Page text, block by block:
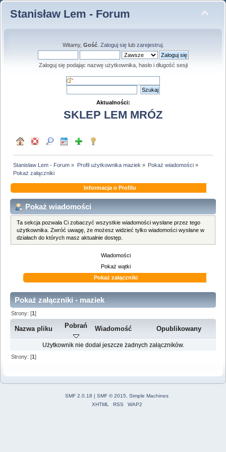
Stanisław Lem - Forum
Witamy, Gość. Zaloguj sięlub zarejestruj.
Zaloguj się podając nazwę użytkownika, hasło i długość sesji
Aktualności:
SKLEP LEM MRÓZ
Stanisław Lem - Forum » Profil użytkownika maziek » Pokaż wiadomości»
Pokaż załączniki
Informacja o Profilu
Pokaż wiadomości
Ta sekcja pozwala Ci zobaczyć wszystkie wiadomości wysłane przez tego
użytkownika. Zwróć uwagę, że możesz widzieć tylko wiadomości wysłane w
działach do których masz aktualnie dostęp.
Wiadomości
Pokaż wątki
Pokaż załączniki
Pokaż załączniki - maziek
Strony: [1]
Nazwa pliku Pobrań Wiadomość Opublikowany
Użytkownik nie dodał jeszcze żadnych załączników.
Strony: [1]
SMF 2.0.18 | SMF © 2015
Simple Machines
XHTML
RSS WAP2